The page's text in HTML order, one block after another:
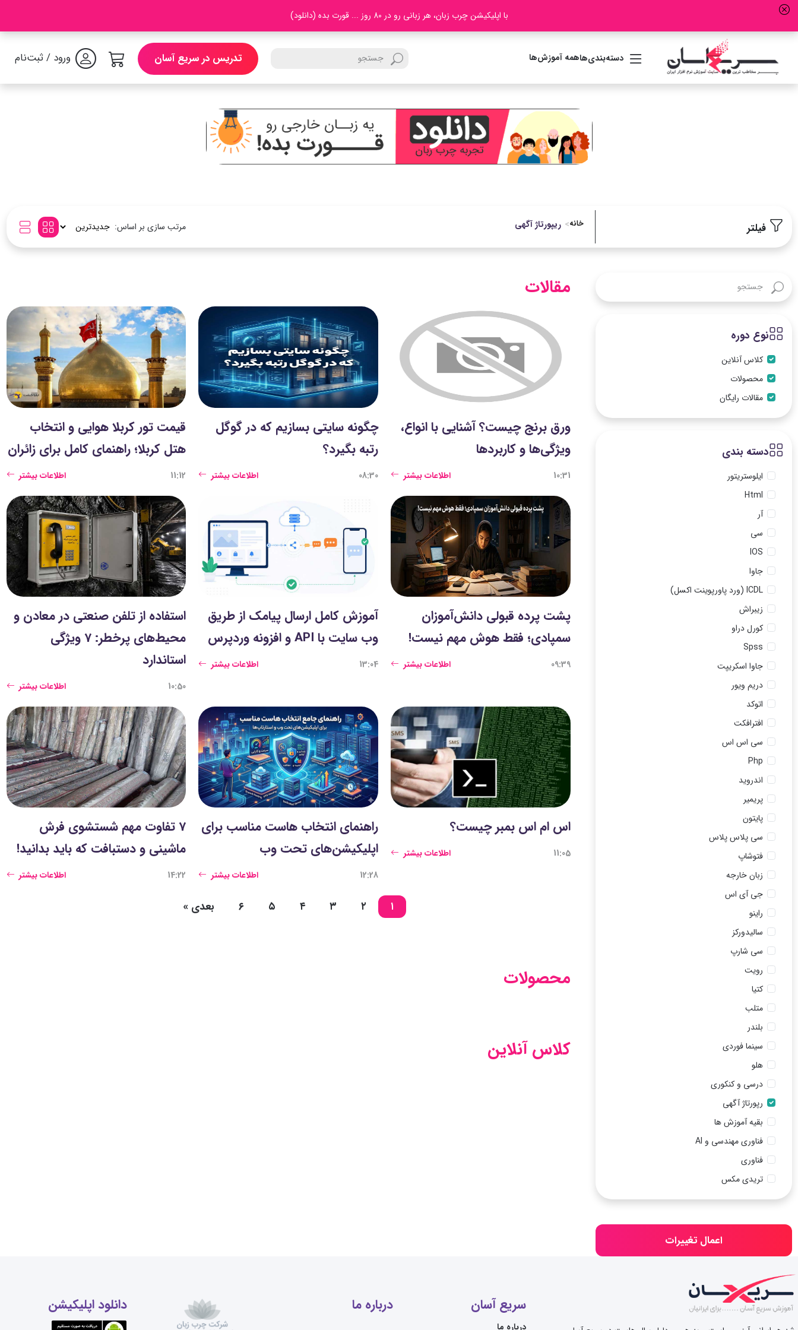
با اپلیکیشن چرب زبان، هر زبانی رو در 80 روز ... قورت بده (دانلود)
دسته‌بندی‌هاهمه آموزش‌ها تدریس در سریع آسان ورود / ثبت‌نام
خانه ریپورتاژ آگهی فیلتر مرتب سازی بر اساس:
نوع دوره
کلاس آنلاین
محصولات
مقالات رایگان
دسته بندی
ایلوستریتور
Html
آر
سی
IOS
جاوا
ICDL (ورد پاورپوینت اکسل)
زیبراش
کورل دراو
Spss
جاوا اسکریپت
دریم ویور
اتوکد
افترافکت
سی اس اس
Php
اندروید
پریمیر
پایتون
سی پلاس پلاس
فتوشاپ
زبان خارجه
جی آی اس
راینو
سالیدورکز
سی شارپ
رویت
کتیا
متلب
بلندر
سینما فوردی
هلو
درسی و کنکوری
رپورتاژ آگهی
بقیه آموزش ها
فناوری مهندسی و AI
فناوری
تریدی مکس
اعمال تغییرات
مقالات
ورق برنج چیست؟ آشنایی با انواع،
ویژگی‌ها و کاربردها
10:31 اطلاعات بیشتر
چگونه سایتی بسازیم که در گوگل
رتبه بگیرد؟
08:30 اطلاعات بیشتر
قیمت تور کربلا هوایی و انتخاب
هتل کربلا؛ راهنمای کامل برای زائران
11:12 اطلاعات بیشتر
پشت پرده قبولی دانش‌آموزان
سمپادی؛ فقط هوش مهم نیست!
09:39 اطلاعات بیشتر
آموزش کامل ارسال پیامک از طریق
وب سایت با API و افزونه وردپرس
13:04 اطلاعات بیشتر
استفاده از تلفن صنعتی در معادن و
محیط‌های پرخطر: 7 ویژگی
استاندارد
10:50 اطلاعات بیشتر
اس ام اس بمبر چیست؟
11:05 اطلاعات بیشتر
راهنمای انتخاب هاست مناسب برای
اپلیکیشن‌های تحت وب
12:28 اطلاعات بیشتر
7 تفاوت مهم شستشوی فرش
ماشینی و دستبافت که باید بدانید!
14:22 اطلاعات بیشتر
۱ ۲ ۳ ۴ ۵ ۶ بعدی »
محصولات
کلاس آنلاین
سریع آسان
درباره ما
درباره ما دانلود اپلیکیشن